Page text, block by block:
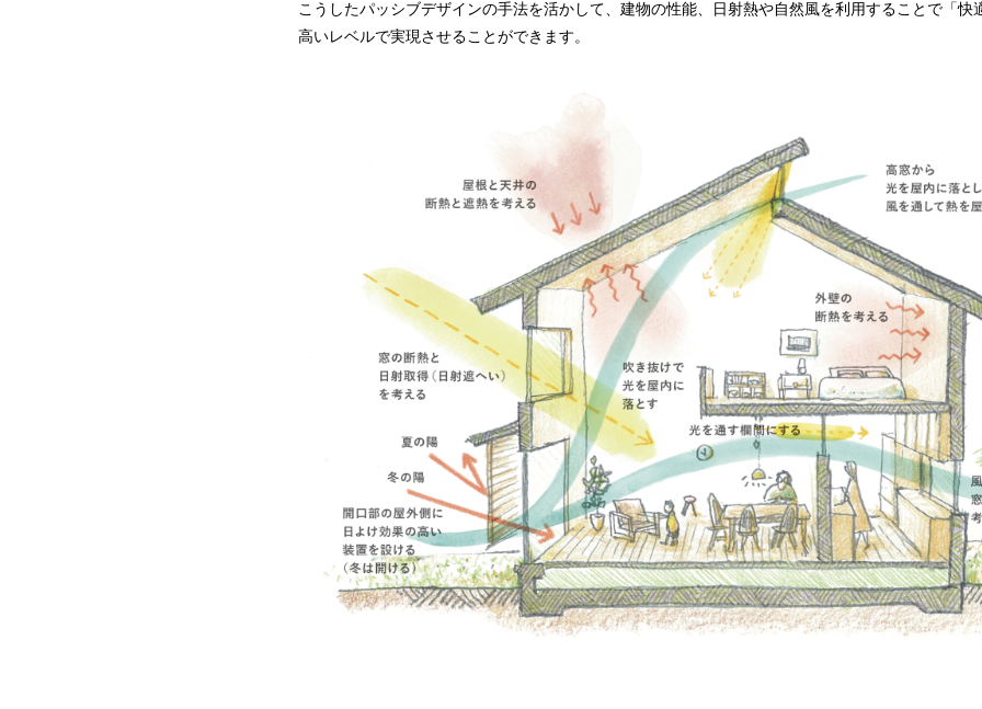
こうしたパッシブデザインの手法を活かして、建物の性能、日射熱や自然風を利用することで「快
高いレベルで実現させることができます。